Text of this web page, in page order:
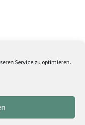
Service zu optimieren.